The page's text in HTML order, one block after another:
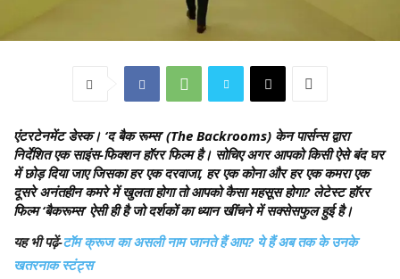
एंटरटेनमेंट डेस्क। ‘द बैक रूम्स’ (The Backrooms) केन पार्सन्स द्वारा
निर्देशित एक साइंस-फिक्शन हॉरर फिल्म है। सोचिए अगर आपको किसी ऐसे बंद घर
में छोड़ दिया जाए जिसका हर एक दरवाजा, हर एक कोना और हर एक कमरा एक
दूसरे अनंतहीन कमरे में खुलता होगा तो आपको कैसा महसूस होगा? लेटेस्ट हॉरर
फिल्म ‘बैकरूम्स’ ऐसी ही है जो दर्शकों का ध्यान खींचने में सक्सेसफुल हुई है।
यह भी पढ़ें-टॉम क्रूज का असली नाम जानते हैं आप? ये हैं अब तक के उनके
खतरनाक स्टंट्स